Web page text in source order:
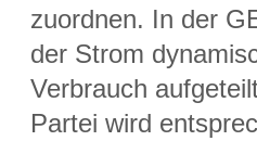
zuordnen. In der
der Strom
Verbrauch
Partei wird